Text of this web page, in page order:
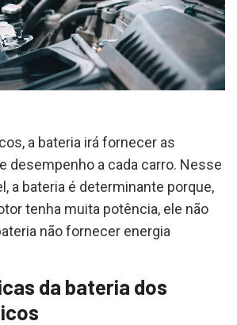
a bateria irá fornecer as
desempenho a cada carro. Nesse
a bateria é determinante porque,
tenha muita potência, ele não
não fornecer energia
da bateria dos